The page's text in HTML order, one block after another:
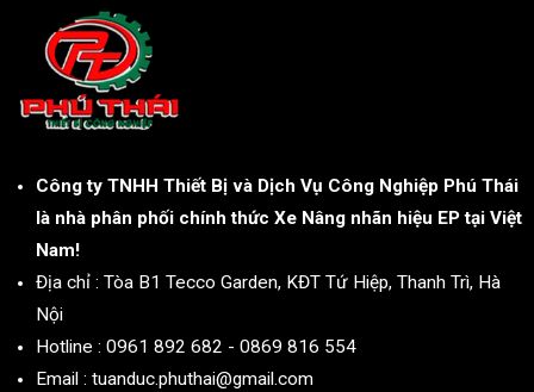
Công ty TNHH Thiết Bị và Dịch Vụ Công Nghiệp Phú Thái
là nhà phân phối chính thức Xe Nâng nhãn hiệu EP tại Việt
Nam!
Địa chỉ : Tòa B1 Tecco Garden, KĐT Tứ Hiệp, Thanh Trì, Hà
Nội
Hotline : 0961 892 682 - 0869 816 554
Email : tuanduc.phuthai@gmail.com